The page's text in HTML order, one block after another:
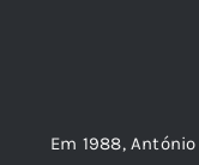
Em 1988,